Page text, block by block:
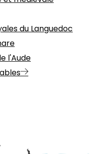
du Languedoc
l'Aude